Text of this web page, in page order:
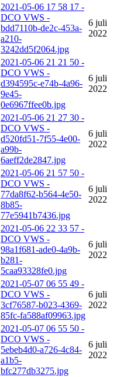
2021-05-06 17 58 17 -
DCO VWS -
bdd7110b-de2c-453a-
a210-
3242dd5f2064.jpg
6 juli
2022
2021-05-06 21 21 50 -
DCO VWS -
d394595c-e74b-4a96-
9e45-
0e6967ffee0b.jpg
6 juli
2022
2021-05-06 21 27 30 -
DCO VWS -
d520fd51-7f55-4e00-
a99b-
6aeff2de2847.jpg
6 juli
2022
2021-05-06 21 57 50 -
DCO VWS -
77da8f62-b564-4e50-
8b85-
77e5941b7436.jpg
6 juli
2022
2021-05-06 22 33 57 -
DCO VWS -
98a1f681-ade0-4a9b-
b281-
5caa93328fe0.jpg
6 juli
2022
2021-05-07 06 55 49 -
DCO VWS -
3cf76587-b023-4369-
85fc-fa588af09963.jpg
6 juli
2022
2021-05-07 06 55 50 -
DCO VWS -
5ebeb4d0-a726-4c84-
a1b5-
bfc277db3275.jpg
6 juli
2022